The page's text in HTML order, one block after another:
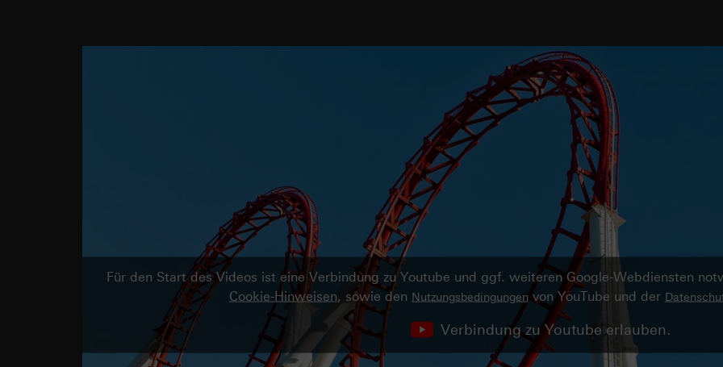
Für den Start des Videos ist eine Verbindung zu Youtube und ggf. weiteren Google-Webdiensten
Cookie-Hinweisen, sowie den Nutzungsbedingungen von YouTube und der
Verbindung zu Youtube erlauben.